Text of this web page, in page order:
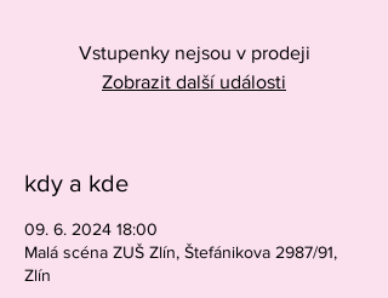
Vstupenky nejsou v prodeji
Zobrazit další události
kdy a kde
09. 6. 2024 18:00
Malá scéna ZUŠ Zlín, Štefánikova 2987/91,
Zlín